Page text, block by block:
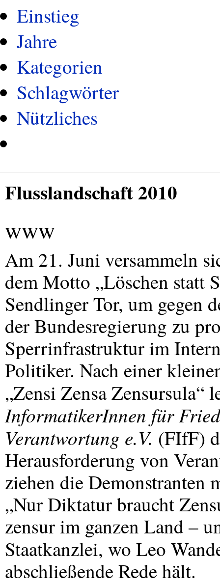
Einstieg
Jahre
Kategorien
Schlagwörter
Nützliches
Flusslandschaft 2010
www
Am 21. Juni versammeln
dem Motto „Löschen statt
Sendlinger Tor, um gegen
der Bundesregierung zu
Sperrinfrastruktur im
Politiker. Nach einer
„Zensi Zensa
InformatikerInnen für
Verantwortung e.V. (FIfF)
Herausforderung von
ziehen die Demonstranten
„Nur Diktatur braucht
zensur im ganzen Land –
Staatkanzlei, wo Leo
abschließende Rede hält.